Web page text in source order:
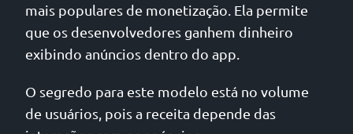
mais populares de monetização. Ela permite
que os desenvolvedores ganhem dinheiro
exibindo anúncios dentro do app.
O segredo para este modelo está no volume
de usuários, pois a receita depende das